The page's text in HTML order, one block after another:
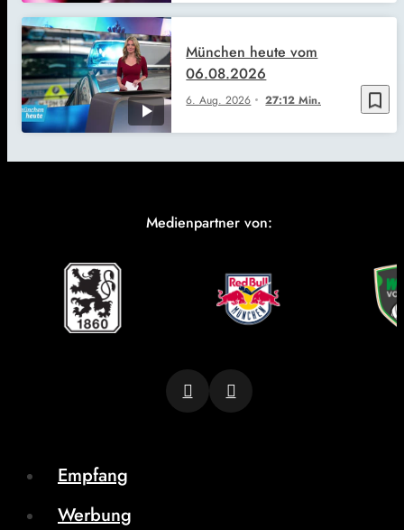
bookmark_border
6. Aug. 2026 27:12 Min.
München heute vom
06.08.2026
Medienpartner von:
Empfang
Werbung